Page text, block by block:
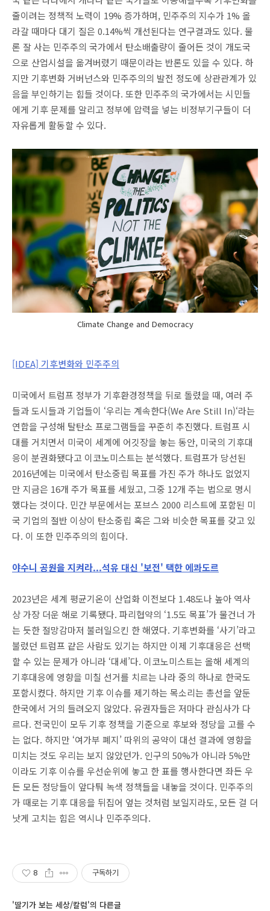
줄이려는 정책적 노력이 19% 증가하며, 민주주의 지수가 1% 올
라갈 때마다 대기 질은 0.14%씩 개선된다는 연구결과도 있다. 물
론 잘 사는 민주주의 국가에서 탄소배출량이 줄어든 것이 개도국
으로 산업시설을 옮겨버렸기 때문이라는 반론도 있을 수 있다. 하
지만 기후변화 거버넌스와 민주주의의 발전 정도에 상관관계가 있
음을 부인하기는 힘들 것이다. 또한 민주주의 국가에서는 시민들
에게 기후 문제를 알리고 정부에 압력을 넣는 비정부기구들이 더
자유롭게 활동할 수 있다.
Climate Change and Democracy
[IDEA] 기후변화와 민주주의
미국에서 트럼프 정부가 기후환경정책을 뒤로 돌렸을 때, 여러 주
들과 도시들과 기업들이 ‘우리는 계속한다(We Are Still In)‘라는
연합을 구성해 탈탄소 프로그램들을 꾸준히 추진했다. 트럼프 시
대를 거치면서 미국이 세계에 어깃장을 놓는 동안, 미국의 기후대
응이 분권화됐다고 이코노미스트는 분석했다. 트럼프가 당선된
2016년에는 미국에서 탄소중립 목표를 가진 주가 하나도 없었지
만 지금은 16개 주가 목표를 세웠고, 그중 12개 주는 법으로 명시
했다는 것이다. 민간 부문에서는 포브스 2000 리스트에 포함된 미
국 기업의 절반 이상이 탄소중립 혹은 그와 비슷한 목표를 갖고 있
다. 이 또한 민주주의의 힘이다.
야수니 공원을 지켜라...석유 대신 '보전' 택한 에콰도르
2023년은 세계 평균기온이 산업화 이전보다 1.48도나 높아 역사
상 가장 더운 해로 기록됐다. 파리협약의 ‘1.5도 목표’가 물건너 가
는 듯한 절망감마저 불러일으킨 한 해였다. 기후변화를 ‘사기’라고
불렀던 트럼프 같은 사람도 있기는 하지만 이제 기후대응은 선택
할 수 있는 문제가 아니라 ‘대세’다. 이코노미스트는 올해 세계의
기후대응에 영향을 미칠 선거를 치르는 나라 중의 하나로 한국도
포함시켰다. 하지만 기후 이슈를 제기하는 목소리는 총선을 앞둔
한국에서 거의 들려오지 않았다. 유권자들은 저마다 관심사가 다
르다. 전국민이 모두 기후 정책을 기준으로 후보와 정당을 고를 수
는 없다. 하지만 ‘여가부 폐지’ 따위의 공약이 대선 결과에 영향을
미치는 것도 우리는 보지 않았던가. 인구의 50%가 아니라 5%만
이라도 기후 이슈를 우선순위에 놓고 한 표를 행사한다면 좌든 우
든 모든 정당들이 앞다퉈 녹색 정책들을 내놓을 것이다. 민주주의
가 때로는 기후 대응을 뒤집어 엎는 것처럼 보일지라도, 모든 걸 더
낫게 고치는 힘은 역시나 민주주의다.
8 구독하기
'딸기가 보는 세상/칼럼'의 다른글